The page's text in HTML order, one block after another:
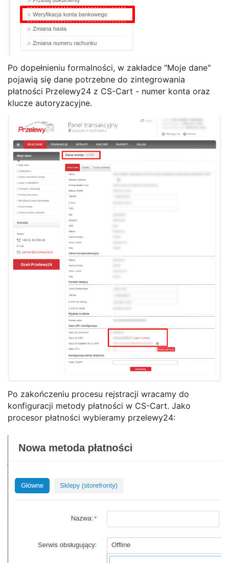
Po dopełnieniu formalności, w zakładce "Moje dane"
pojawią się dane potrzebne do zintegrowania
płatności Przelewy24 z CS-Cart - numer konta oraz
klucze autoryzacyjne.
Po zakończeniu procesu rejstracji wracamy do
konfiguracji metody płatności w CS-Cart. Jako
procesor płatności wybieramy przelewy24: